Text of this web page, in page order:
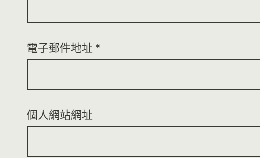
電子郵件地址 *
個人網站網址